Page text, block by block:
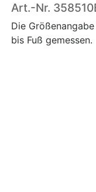
Art.-Nr.
Die
bis Fuß gemessen.